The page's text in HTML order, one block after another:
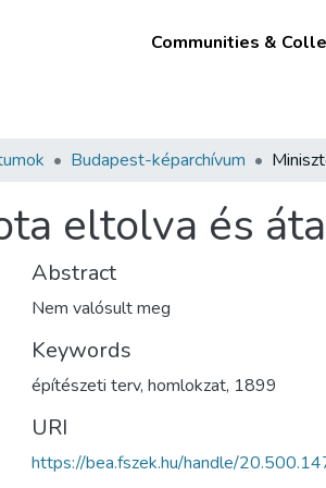
Communities &
Budapest-képarchívum
eltolva és
Abstract
Nem valósult meg
Keywords
építészeti terv, homlokzat, 1899
URI
https://bea.fszek.hu/handle/